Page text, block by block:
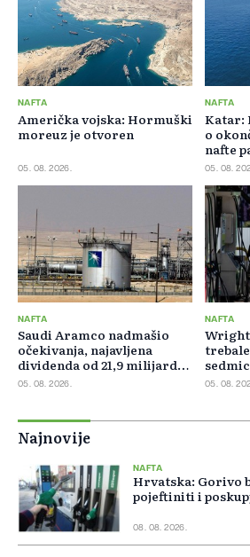
NAFTA
Američka vojska: Hormuški
moreuz je otvoren
05. 08. 2026.
NAFTA
Katar:
o
nafte
05. 08.
NAFTA
Saudi Aramco nadmašio
očekivanja, najavljena
dividenda od 21,9 milijardi
dolara
05. 08. 2026.
NAFTA
05. 08.
Najnovije
NAFTA
Hrvatska: Gorivo
pojeftiniti i
08. 08. 2026.